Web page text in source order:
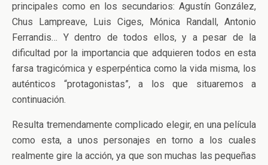
principales como en los secundarios: Agustín González,
Chus Lampreave, Luis Ciges, Mónica Randall, Antonio
Ferrandis… Y dentro de todos ellos, y a pesar de la
dificultad por la importancia que adquieren todos en esta
farsa tragicómica y esperpéntica como la vida misma, los
auténticos “protagonistas”, a los que situaremos a
continuación.
Resulta tremendamente complicado elegir, en una película
como esta, a unos personajes en torno a los cuales
realmente gire la acción, ya que son muchas las pequeñas